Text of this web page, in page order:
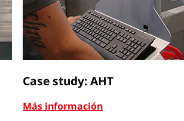
Case study: AHT
Más información